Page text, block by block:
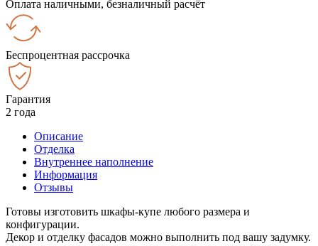
Оплата наличными, безналичный расчёт
Беспроцентная рассрочка
Гарантия
2 года
Описание
Отделка
Внутреннее наполнение
Информация
Отзывы
Готовы изготовить шкафы-купе любого размера и
конфигурации.
Декор и отделку фасадов можно выполнить под вашу задумку.